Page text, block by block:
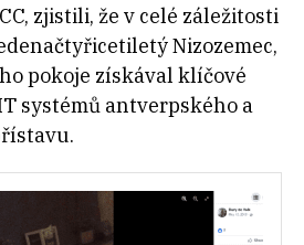
zjistili, že v celé záležitosti
Nizozemec,
pokoje získával klíčové
systémů antverpského a